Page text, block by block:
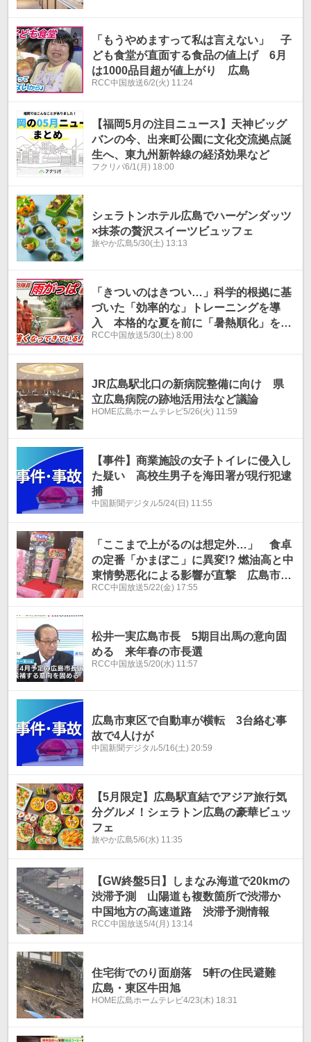
「もうやめますって私は言えない」 子
ども食堂が直面する食品の値上げ 6月
は1000品目超が値上がり 広島
RCC中国放送6/2(火) 11:24
【福岡5月の注目ニュース】天神ビッグ
バンの今、出来町公園に文化交流拠点誕
生へ、東九州新幹線の経済効果など
フクリパ6/1(月) 18:00
シェラトンホテル広島でハーゲンダッツ
×抹茶の贅沢スイーツビュッフェ
旅やか広島5/30(土) 13:13
「きついのはきつい…」科学的根拠に基
づいた「効率的な」トレーニングを導
入 本格的な夏を前に「暑熱順化」を
広島市消防局
RCC中国放送5/30(土) 8:00
JR広島駅北口の新病院整備に向け 県
立広島病院の跡地活用法など議論
HOME広島ホームテレビ5/26(火) 11:59
【事件】商業施設の女子トイレに侵入し
た疑い 高校生男子を海田署が現行犯逮
捕
中国新聞デジタル5/24(日) 11:55
「ここまで上がるのは想定外…」 食卓
の定番「かまぼこ」に異変!? 燃油高と中
東情勢悪化による影響が直撃 広島市の
老舗メーカーの苦悩
RCC中国放送5/22(金) 17:55
松井一実広島市長 5期目出馬の意向固
める 来年春の市長選
RCC中国放送5/20(水) 11:57
広島市東区で自動車が横転 3台絡む事
故で4人けが
中国新聞デジタル5/16(土) 20:59
【5月限定】広島駅直結でアジア旅行気
分グルメ！シェラトン広島の豪華ビュッ
フェ
旅やか広島5/6(水) 11:35
【GW終盤5日】しまなみ海道で20kmの
渋滞予測 山陽道も複数箇所で渋滞か
中国地方の高速道路 渋滞予測情報
RCC中国放送5/4(月) 13:14
住宅街でのり面崩落 5軒の住民避難
広島・東区牛田旭
HOME広島ホームテレビ4/23(木) 18:31